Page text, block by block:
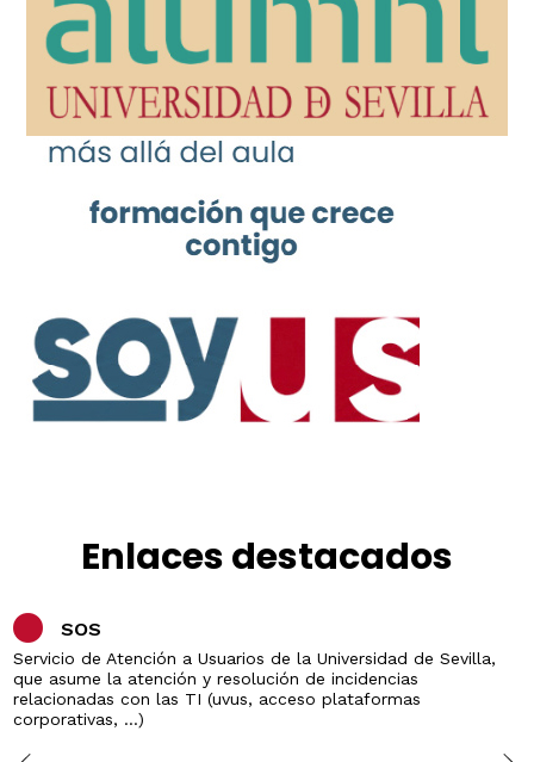
Enlaces destacados
SOS
Servicio de Atención a Usuarios de la Universidad de Sevilla,
que asume la atención y resolución de incidencias
relacionadas con las TI (uvus, acceso plataformas
corporativas, ...)